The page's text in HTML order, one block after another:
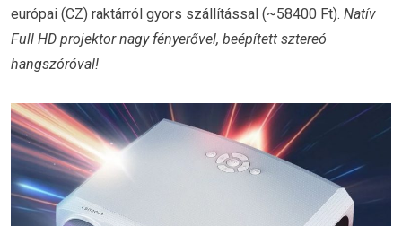
európai (CZ) raktárról gyors szállítással (~58400 Ft). Natív
Full HD projektor nagy fényerővel, beépített sztereó
hangszóróval!